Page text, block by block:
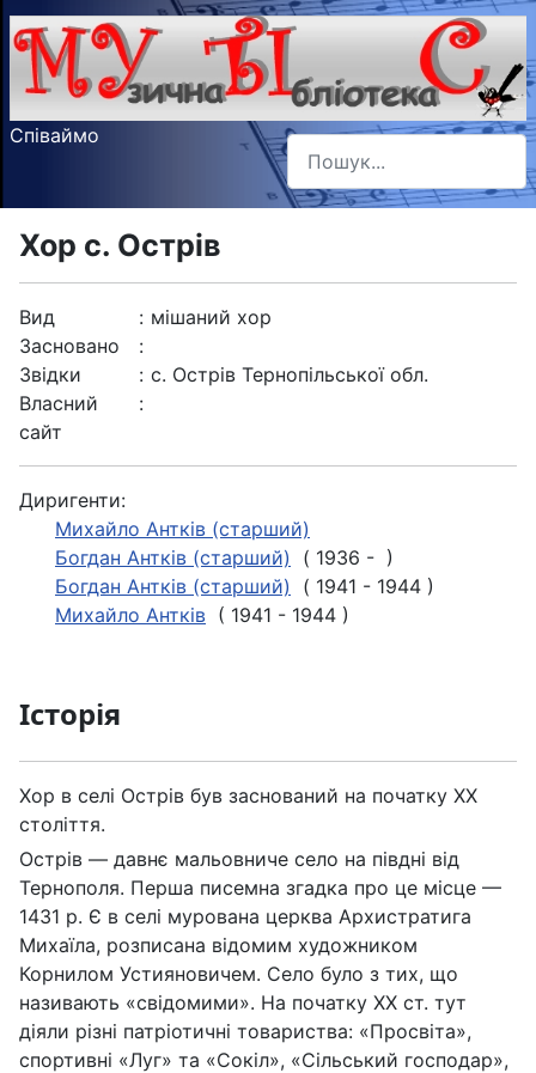
Співаймо Пошук
Type 2 or more characters
Хор с. Острів
Вид : мішаний хор
Засновано
:
Звідки
: с. Острів Тернопільської обл.
Власний
сайт
:
Диригенти:
Михайло Антків (старший)
Богдан Антків (старший) ( 1936 - )
Богдан Антків (старший) ( 1941 - 1944 )
Михайло Антків ( 1941 - 1944 )
Історія
Хор в селі Острів був заснований на початку ХХ
століття.
Острів — давнє мальовниче село на півдні від
Тернополя. Перша писемна згадка про це місце —
1431 р. Є в селі мурована церква Архистратига
Михаїла, розписана відомим художником
Корнилом Устияновичем. Село було з тих, що
називають «свідомими». На початку ХХ ст. тут
діяли різні патріотичні товариства: «Просвіта»,
спортивні «Луг» та «Сокіл», «Сільський господар»,